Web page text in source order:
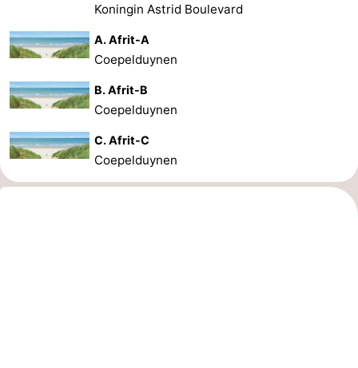
Koningin Astrid Boulevard
A. Afrit-A
Coepelduynen
B. Afrit-B
Coepelduynen
C. Afrit-C
Coepelduynen